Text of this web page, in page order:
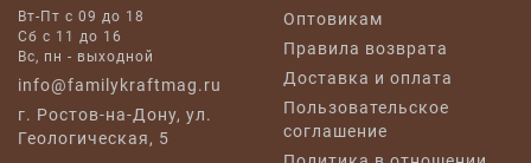
Вт-Пт с 09 до 18
Сб с 11 до 16
Вс, пн - выходной
info@familykraftmag.ru
г. Ростов-на-Дону, ул.
Геологическая, 5
Оптовикам
Правила возврата
Доставка и оплата
Пользовательское
соглашение